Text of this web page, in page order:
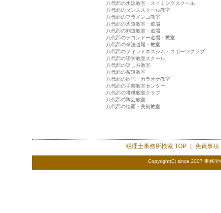
八代郡の水泳教室・スイミングスクール
八代郡のダンススクール教室
八代郡のフラメンコ教室
八代郡の柔道教室・道場
八代郡の剣道教室・道場
八代郡のテコンドー道場・教室
八代郡の拳法道場・教室
八代郡のフィットネスジム・スポーツクラブ
八代郡の語学教室スクール
八代郡の話し方教室
八代郡の茶道教室
八代郡の歌謡・カラオケ教室
八代郡の手芸教室センター
八代郡の将棋教室クラブ
八代郡の陶芸教室
八代郡の絵画・美術教室
税理士事務所検索TOP ｜ 免責事項
Copyright(C) since 2007 事務所